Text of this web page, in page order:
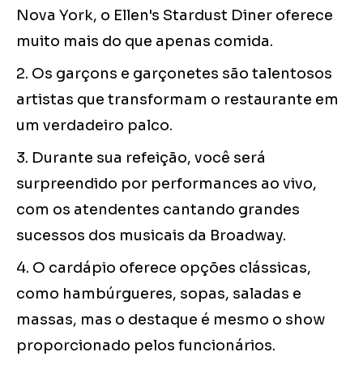
Nova York, o Ellen's Stardust Diner oferece
muito mais do que apenas comida.
2. Os garçons e garçonetes são talentosos
artistas que transformam o restaurante em
um verdadeiro palco.
3. Durante sua refeição, você será
surpreendido por performances ao vivo,
com os atendentes cantando grandes
sucessos dos musicais da Broadway.
4. O cardápio oferece opções clássicas,
como hambúrgueres, sopas, saladas e
massas, mas o destaque é mesmo o show
proporcionado pelos funcionários.